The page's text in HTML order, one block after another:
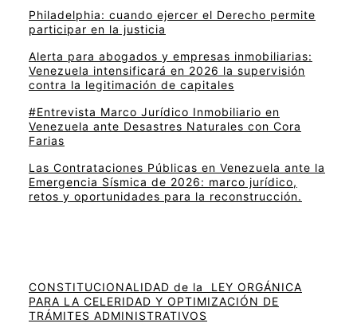
Philadelphia: cuando ejercer el Derecho permite
participar en la justicia
Alerta para abogados y empresas inmobiliarias:
Venezuela intensificará en 2026 la supervisión
contra la legitimación de capitales
#Entrevista Marco Jurídico Inmobiliario en
Venezuela ante Desastres Naturales con Cora
Farias
Las Contrataciones Públicas en Venezuela ante la
Emergencia Sísmica de 2026: marco jurídico,
retos y oportunidades para la reconstrucción.
CONSTITUCIONALIDAD de la LEY ORGÁNICA
PARA LA CELERIDAD Y OPTIMIZACIÓN DE
TRÁMITES ADMINISTRATIVOS